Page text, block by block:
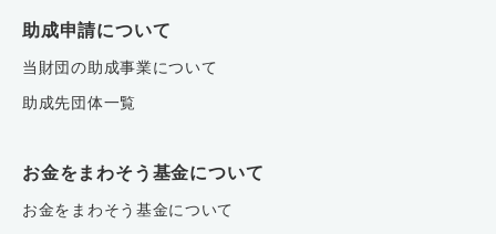
助成申請について
当財団の助成事業について
助成先団体一覧
お金をまわそう基金について
お金をまわそう基金について